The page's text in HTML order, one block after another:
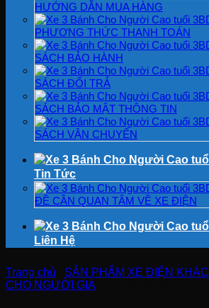
HƯỚNG DẪN MUA HÀNG
PHƯƠNG THỨC THANH TOÁN
SÁCH BẢO HÀNH
SÁCH ĐỔI TRẢ
SÁCH BẢO MẬT THÔNG TIN
SÁCH VẬN CHUYỂN
Tin Tức
ĐỀ CẦN QUAN TÂM VỀ XE ĐIỆN
Liên Hệ
Trang chủ SẢN PHẨM XE ĐIỆN KHÁC
CHO NGƯỜI GIÀ